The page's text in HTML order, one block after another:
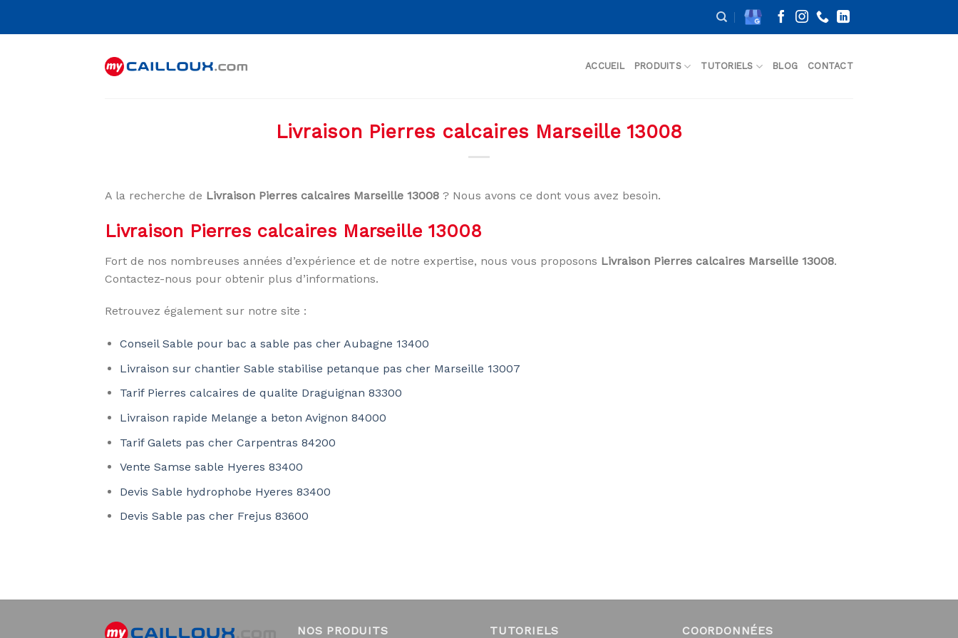
ACCUEIL PRODUITS TUTORIELS BLOG CONTACT
Livraison Pierres calcaires Marseille 13008
A la recherche de Livraison Pierres calcaires Marseille 13008 ? Nous avons ce dont vous avez besoin.
Livraison Pierres calcaires Marseille 13008
Fort de nos nombreuses années d’expérience et de notre expertise, nous vous proposons Livraison Pierres calcaires Marseille 13008.
Contactez-nous pour obtenir plus d’informations.
Retrouvez également sur notre site :
Conseil Sable pour bac a sable pas cher Aubagne 13400
Livraison sur chantier Sable stabilise petanque pas cher Marseille 13007
Tarif Pierres calcaires de qualite Draguignan 83300
Livraison rapide Melange a beton Avignon 84000
Tarif Galets pas cher Carpentras 84200
Vente Samse sable Hyeres 83400
Devis Sable hydrophobe Hyeres 83400
Devis Sable pas cher Frejus 83600
NOS PRODUITS TUTORIELS COORDONNÉES